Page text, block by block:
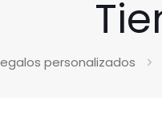
personalizados